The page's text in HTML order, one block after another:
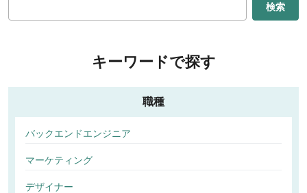
検索
キーワードで探す
職種
バックエンドエンジニア
マーケティング
デザイナー